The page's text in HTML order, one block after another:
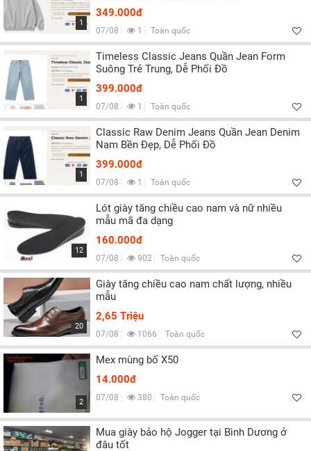
1
349.000đ
07/08 1 Toàn quốc
1
Timeless Classic Jeans Quần Jean Form
Suông Trẻ Trung, Dễ Phối Đồ
399.000đ
07/08 1 Toàn quốc
1
Classic Raw Denim Jeans Quần Jean Denim
Nam Bền Đẹp, Dễ Phối Đồ
399.000đ
07/08 1 Toàn quốc
12
Lót giày tăng chiều cao nam và nữ nhiều
mẫu mã đa dạng
160.000đ
07/08 902 Toàn quốc
20
Giày tăng chiều cao nam chất lượng, nhiều
mẫu
2,65 Triệu
07/08 1066 Toàn quốc
2
Mex mùng bố X50
14.000đ
07/08 380 Toàn quốc
Mua giày bảo hộ Jogger tại Bình Dương ở
đâu tốt